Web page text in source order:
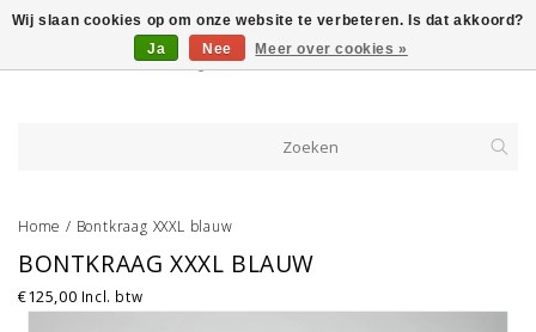
Home / Bontkraag XXXL blauw
BONTKRAAG XXXL BLAUW
€125,00 Incl. btw
Wij slaan cookies op om onze website te verbeteren. Is dat akkoord?
Ja
Nee Meer over cookies »